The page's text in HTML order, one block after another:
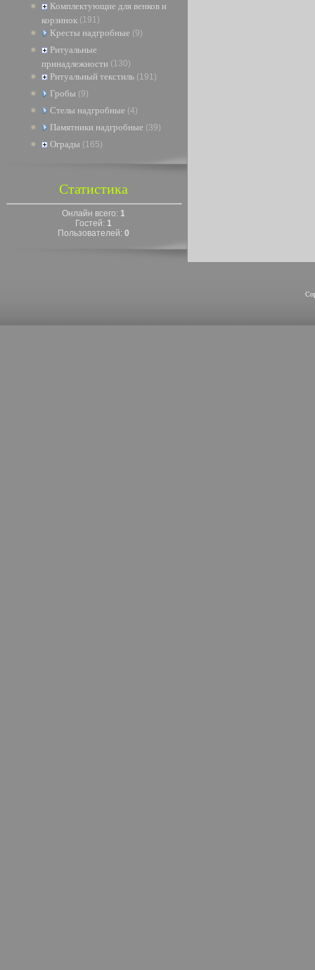
Комплектующие для венков и
корзинок (191)
Кресты надгробные (9)
Ритуальные
принадлежности (130)
Ритуальный текстиль (191)
Гробы (9)
Стелы надгробные (4)
Памятники надгробные (39)
Ограды (165)
Статистика
Онлайн всего: 1
Гостей: 1
Пользователей:0